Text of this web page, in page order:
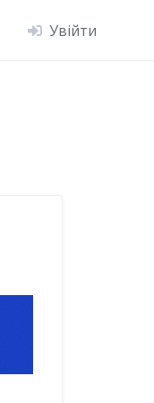
Увійти